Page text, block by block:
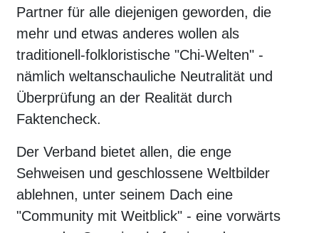
Partner für alle diejenigen geworden, die
mehr und etwas anderes wollen als
traditionell-folkloristische "Chi-Welten" -
nämlich weltanschauliche Neutralität und
Überprüfung an der Realität durch
Faktencheck.
Der Verband bietet allen, die enge
Sehweisen und geschlossene Weltbilder
ablehnen, unter seinem Dach eine
"Community mit Weitblick" - eine vorwärts